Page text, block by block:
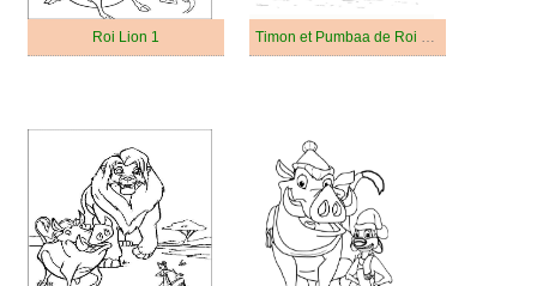
Roi Lion 1 Timon et Pumbaa de Roi Lion